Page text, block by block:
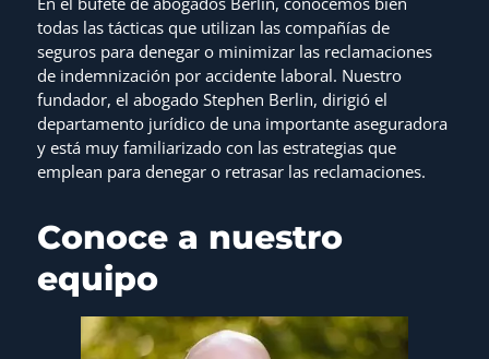
todas las tácticas que utilizan las compañías de
seguros para denegar o minimizar las reclamaciones
de indemnización por accidente laboral. Nuestro
fundador, el abogado Stephen Berlin, dirigió el
departamento jurídico de una importante aseguradora
y está muy familiarizado con las estrategias que
emplean para denegar o retrasar las reclamaciones.
Conoce a nuestro
equipo